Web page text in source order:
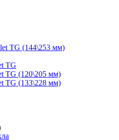
TG (144\253 мм)
TG
TG (120\205 мм)
TG (133\228 мм)